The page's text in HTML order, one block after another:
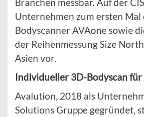
Unternehmen zum ersten Mal
Bodyscanner AVAone sowie
der Reihenmessung Size
Asien vor.
Individueller 3D-Bodyscan
Avalution, 2018 als
Solutions Gruppe gegründet,